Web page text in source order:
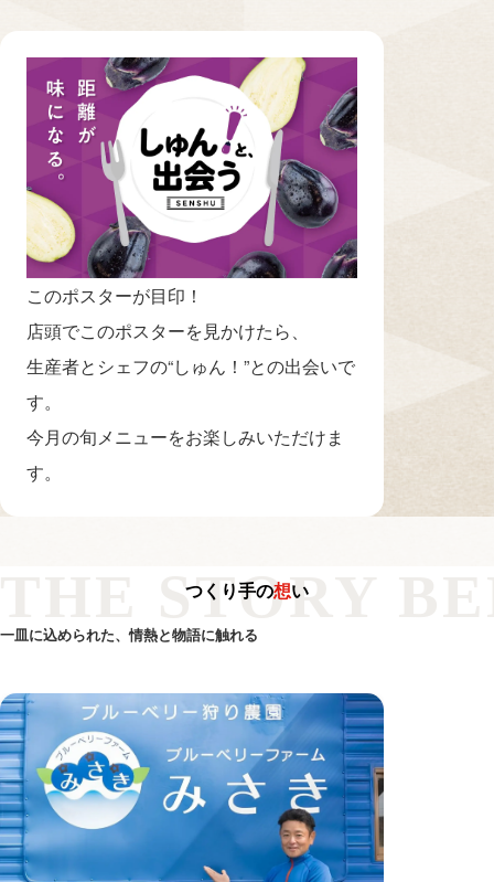
このポスターが目印！
店頭でこのポスターを見かけたら、
生産者とシェフの“しゅん！”との出会いで
す。
今月の旬メニューをお楽しみいただけま
す。
つくり手の想い
THE STORY
一皿に込められた、情熱と物語に触れる